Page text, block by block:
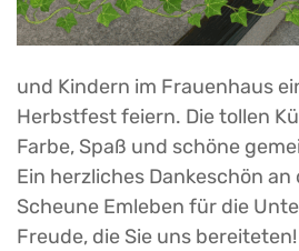
und Kindern im Frauenhaus
Herbstfest feiern. Die tollen
Farbe, Spaß und schöne
Ein herzliches Dankeschön an
Scheune Emleben für die
Freude, die Sie uns bereiteten!